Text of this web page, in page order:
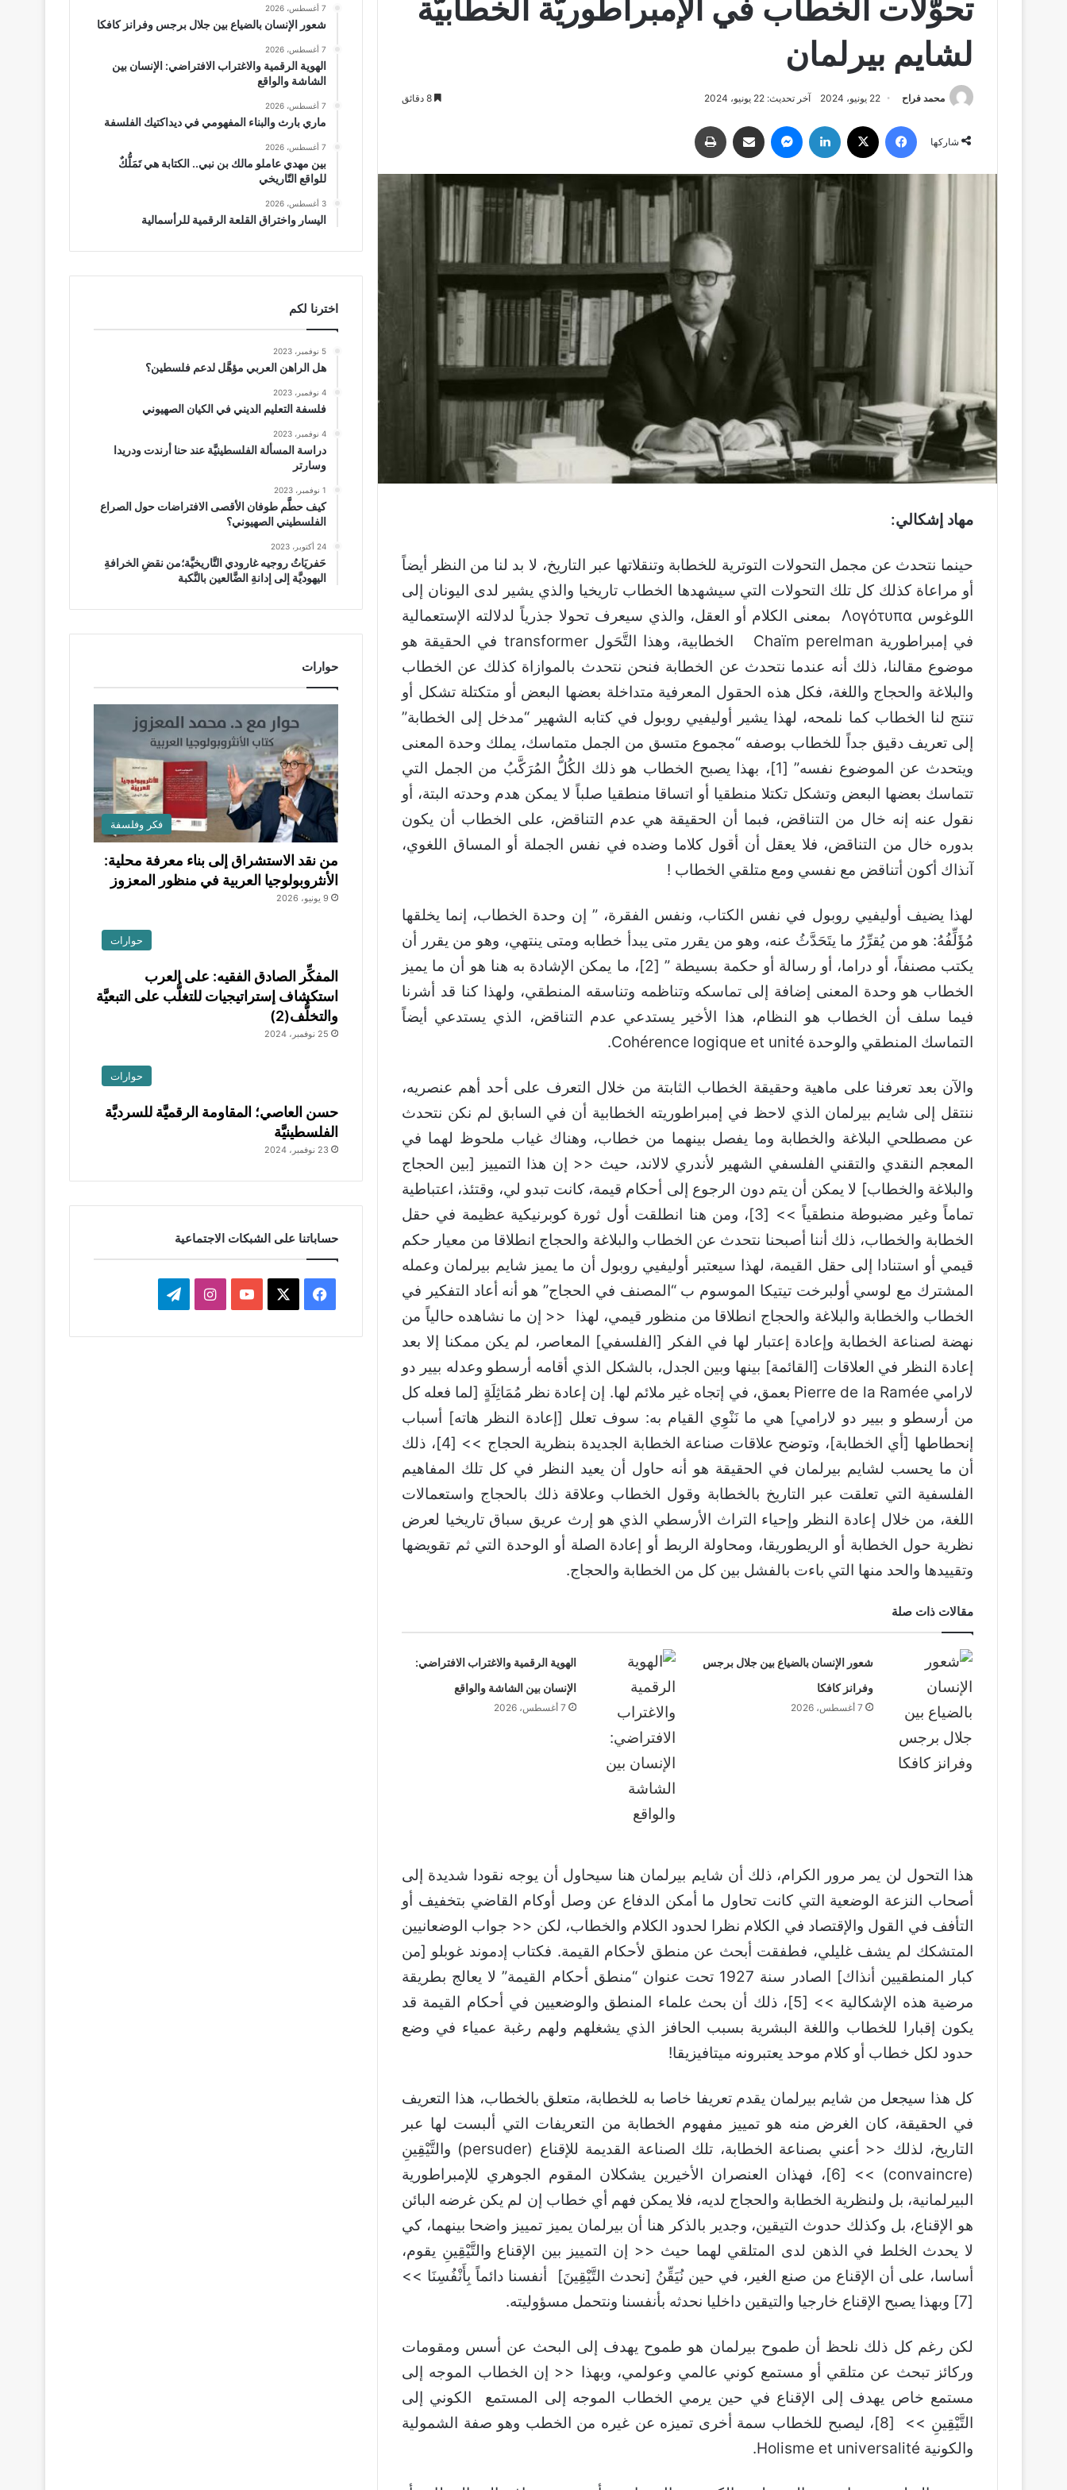
تحوُّلات الخطاب في الإمبراطوريَّة الخطابيَّة
لشايم بيرلمان
محمد فراح 22 يونيو، 2024 آخر تحديث: 22 يونيو، 2024
شاركها
فيسبوك لينكدإن ماسنجر مشاركة عبر البريد
مهاد إشكالي:
حينما نتحدث عن مجمل التحولات التوترية للخطابة وتنقلاتها عبر التاريخ، لا بد لنا من النظر أيضاً
أو مراعاة كذلك كل تلك التحولات التي سيشهدها الخطاب تاريخيا والذي يشير لدى اليونان إلى
اللوغوس Λογότυπα بمعنى الكلام أو العقل، والذي سيعرف تحولا جذرياً لدلالته الإستعمالية
في إمبراطورية Chaïm perelman الخطابية، وهذا التَّحَول transformer في الحقيقة هو
موضوع مقالنا، ذلك أنه عندما نتحدث عن الخطابة فنحن نتحدث بالموازاة كذلك عن الخطاب
والبلاغة والحجاج واللغة، فكل هذه الحقول المعرفية متداخلة بعضها البعض أو متكتلة تشكل أو
تنتج لنا الخطاب كما نلمحه، لهذا يشير أوليفيي روبول في كتابه الشهير “مدخل إلى الخطابة”
إلى تعريف دقيق جداً للخطاب بوصفه “مجموع متسق من الجمل متماسك، يملك وحدة المعنى
ويتحدث عن الموضوع نفسه” [1]، بهذا يصبح الخطاب هو ذلك الكُلُّ المُرَكَّبُ من الجمل التي
تتماسك بعضها البعض وتشكل تكتلا منطقيا أو اتساقا منطقيا صلباً لا يمكن هدم وحدته البتة، أو
نقول عنه إنه خال من التناقض، فبما أن الحقيقة هي عدم التناقض، على الخطاب أن يكون
بدوره خال من التناقض، فلا يعقل أن أقول كلاما وضده في نفس الجملة أو المساق اللغوي،
آنذاك أكون أتناقض مع نفسي ومع متلقي الخطاب !
لهذا يضيف أوليفيي روبول في نفس الكتاب، ونفس الفقرة، ” إن وحدة الخطاب، إنما يخلقها
مُؤَلِّفُهُ: هو من يُقرِّرُ ما يتَحَدَّثُ عنه، وهو من يقرر متى يبدأ خطابه ومتى ينتهي، وهو من يقرر أن
يكتب مصنفاً، أو دراما، أو رسالة أو حكمة بسيطة ” [2]، ما يمكن الإشادة به هنا هو أن ما يميز
الخطاب هو وحدة المعنى إضافة إلى تماسكه وتناظمه وتناسقه المنطقي، ولهذا كنا قد أشرنا
فيما سلف أن الخطاب هو النظام، هذا الأخير يستدعي عدم التناقض، الذي يستدعي أيضاً
التماسك المنطقي والوحدة Cohérence logique et unité.
والآن بعد تعرفنا على ماهية وحقيقة الخطاب الثابتة من خلال التعرف على أحد أهم عنصريه،
ننتقل إلى شايم بيرلمان الذي لاحظ في إمبراطوريته الخطابية أن في السابق لم نكن نتحدث
عن مصطلحي البلاغة والخطابة وما يفصل بينهما من خطاب، وهناك غياب ملحوظ لهما في
المعجم النقدي والتقني الفلسفي الشهير لأندري لالاند، حيث << إن هذا التمييز [بين الحجاج
والبلاغة والخطاب] لا يمكن أن يتم دون الرجوع إلى أحكام قيمة، كانت تبدو لي، وقتئذ، اعتباطية
تماماً وغير مضبوطة منطقياً >> [3]، ومن هنا انطلقت أول ثورة كوبرنيكية عظيمة في حقل
الخطابة والخطاب، ذلك أننا أصبحنا نتحدث عن الخطاب والبلاغة والحجاج انطلاقا من معيار حكم
قيمي أو استنادا إلى حقل القيمة، لهذا سيعتبر أوليفيي روبول أن ما يميز شايم بيرلمان وعمله
المشترك مع لوسي أولبرخت تيتيكا الموسوم ب “المصنف في الحجاج” هو أنه أعاد التفكير في
الخطاب والخطابة والبلاغة والحجاج انطلاقا من منظور قيمي، لهذا << إن ما نشاهده حالياً من
نهضة لصناعة الخطابة وإعادة إعتبار لها في الفكر [الفلسفي] المعاصر، لم يكن ممكنا إلا بعد
إعادة النظر في العلاقات [القائمة] بينها وبين الجدل، بالشكل الذي أقامه أرسطو وعدله بيير دو
لارامي Pierre de la Ramée بعمق، في إتجاه غير ملائم لها. إن إعادة نظر مُمَاثِلَةٍ [لما فعله كل
من أرسطو و بيير دو لارامي] هي ما نَنْوِي القيام به: سوف تعلل [إعادة النظر هاته] أسباب
إنحطاطها [أي الخطابة]، وتوضح علاقات صناعة الخطابة الجديدة بنظرية الحجاج >> [4]، ذلك
أن ما يحسب لشايم بيرلمان في الحقيقة هو أنه حاول أن يعيد النظر في كل تلك المفاهيم
الفلسفية التي تعلقت عبر التاريخ بالخطابة وقول الخطاب وعلاقة ذلك بالحجاج واستعمالات
اللغة، من خلال إعادة النظر وإحياء التراث الأرسطي الذي هو إرث عريق سباق تاريخيا لعرض
نظرية حول الخطابة أو الريطوريقا، ومحاولة الربط أو إعادة الصلة أو الوحدة التي ثم تقويضها
وتقييدها والحد منها التي باءت بالفشل بين كل من الخطابة والحجاج.
مقالات ذات صلة
شعور الإنسان بالضياع بين جلال برجس
وفرانز كافكا
7 أغسطس، 2026
الهوية الرقمية والاغتراب الافتراضي:
الإنسان بين الشاشة والواقع
7 أغسطس، 2026
هذا التحول لن يمر مرور الكرام، ذلك أن شايم بيرلمان هنا سيحاول أن يوجه نقودا شديدة إلى
أصحاب النزعة الوضعية التي كانت تحاول ما أمكن الدفاع عن وصل أوكام القاضي بتخفيف أو
التأفف في القول والإقتصاد في الكلام نظرا لحدود الكلام والخطاب، لكن << جواب الوضعانيين
المتشكك لم يشف غليلي، فطفقت أبحث عن منطق لأحكام القيمة. فكتاب إدموند غوبلو [من
كبار المنطقيين أنذاك] الصادر سنة 1927 تحت عنوان “منطق أحكام القيمة” لا يعالج بطريقة
مرضية هذه الإشكالية >> [5]، ذلك أن بحث علماء المنطق والوضعيين في أحكام القيمة قد
يكون إقبارا للخطاب واللغة البشرية بسبب الحافز الذي يشغلهم ولهم رغبة عمياء في وضع
حدود لكل خطاب أو كلام موحد يعتبرونه ميتافيزيقا!
كل هذا سيجعل من شايم بيرلمان يقدم تعريفا خاصا به للخطابة، متعلق بالخطاب، هذا التعريف
في الحقيقة، كان الغرض منه هو تمييز مفهوم الخطابة من التعريفات التي ألبست لها عبر
التاريخ، لذلك << أعني بصناعة الخطابة، تلك الصناعة القديمة للإقناع (persuder) والتَّيْقِينِ
(convaincre) >> [6]، فهذان العنصران الأخيرين يشكلان المقوم الجوهري للإمبراطورية
البيرلمانية، بل ولنظرية الخطابة والحجاج لديه، فلا يمكن فهم أي خطاب إن لم يكن غرضه البائن
هو الإقناع، بل وكذلك حدوث التيقين، وجدير بالذكر هنا أن بيرلمان يميز تمييز واضحا بينهما، كي
لا يحدث الخلط في الذهن لدى المتلقي لهما حيث << إن التمييز بين الإقناع والتَّيْقِينِ يقوم،
أساسا، على أن الإقناع من صنع الغير، في حين نُيَقِّنُ [نحدث التَّيْقِينَ] أنفسنا دائماً بِأَنْفُسِنَا >>
[7] وبهذا يصبح الإقناع خارجيا والتيقين داخليا نحدثه بأنفسنا ونتحمل مسؤوليته.
لكن رغم كل ذلك نلحظ أن طموح بيرلمان هو طموح يهدف إلى البحث عن أسس ومقومات
وركائز تبحث عن متلقي أو مستمع كوني عالمي وعولمي، وبهذا << إن الخطاب الموجه إلى
مستمع خاص يهدف إلى الإقناع في حين يرمي الخطاب الموجه إلى المستمع الكوني إلى
التَّيْقِينِ >> [8]، ليصبح للخطاب سمة أخرى تميزه عن غيره من الخطب وهو صفة الشمولية
والكونية Holisme et universalité.
7 أغسطس، 2026
شعور الإنسان بالضياع بين جلال برجس وفرانز كافكا
7 أغسطس، 2026
الهوية الرقمية والاغتراب الافتراضي: الإنسان بين
الشاشة والواقع
7 أغسطس، 2026
ماري بارث والبناء المفهومي في ديداكتيك الفلسفة
7 أغسطس، 2026
بين مهدي عاملو مالك بن نبي.. الكتابة هي تَمَلُّكٌ
للواقع التّاريخي
3 أغسطس، 2026
اليسار واختراق القلعة الرقمية للرأسمالية
اخترنا لكم
5 نوفمبر، 2023
هل الراهن العربي مؤهَّل لدعم فلسطين؟
4 نوفمبر، 2023
فلسفة التعليم الديني في الكيان الصهيوني
4 نوفمبر، 2023
دراسة المسألة الفلسطينيَّة عند حنا أرندت ودريدا
وسارتر
1 نوفمبر، 2023
كيف حطَّم طوفان الأقصى الافتراضات حول الصراع
الفلسطيني الصهيوني؟
24 أكتوبر، 2023
حَفريَاتُ روجيه غارودي التَّاريخيَّة؛من نقضِ الخرافةِ
اليهوديَّة إلى إدانةِ الضَّالعين بالنَّكبة
حوارات
فكر وفلسفة
من نقد الاستشراق إلى بناء معرفة محلية:
الأنثروبولوجيا العربية في منظور المعزوز
9 يونيو، 2026
حوارات
المفكِّر الصادق الفقيه: على العرب
استكشاف إستراتيجيات للتغلُّب على التبعيَّة
والتخلُّف(2)
25 نوفمبر، 2024
حوارات
حسن العاصي؛ المقاومة الرقميَّة للسرديَّة
الفلسطينيَّة
23 نوفمبر، 2024
حساباتنا على الشبكات الاجتماعية
فيسبوك ‫YouTubeانستقرامتيلقرام